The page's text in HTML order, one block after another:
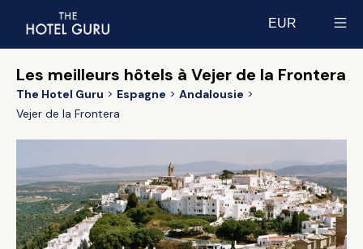
EUR
Les meilleurs hôtels à Vejer de la Frontera
The Hotel Guru Espagne
Andalousie
Vejer de la Frontera